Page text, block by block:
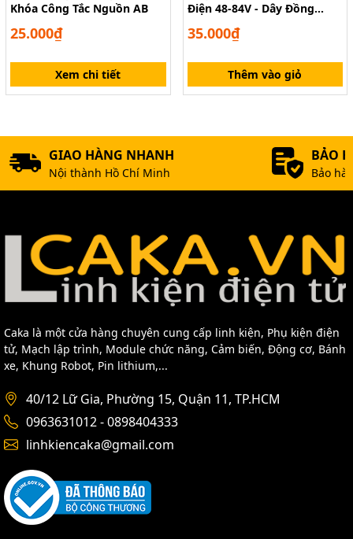
Khóa Công Tắc Nguồn AB
25.000₫
Xem chi tiết
Điện 48-84V - Dây Đồng
35.000₫
Thêm vào giỏ
GIAO HÀNG NHANH
Nội thành Hồ Chí Minh
BẢO
Bảo
Caka là một cửa hàng chuyên cung cấp linh kiện, Phụ kiện điện
tử, Mạch lập trình, Module chức năng, Cảm biến, Động cơ, Bánh
xe, Khung Robot, Pin lithium,...
40/12 Lữ Gia, Phường 15, Quận 11, TP.HCM
0963631012 - 0898404333
linhkiencaka@gmail.com